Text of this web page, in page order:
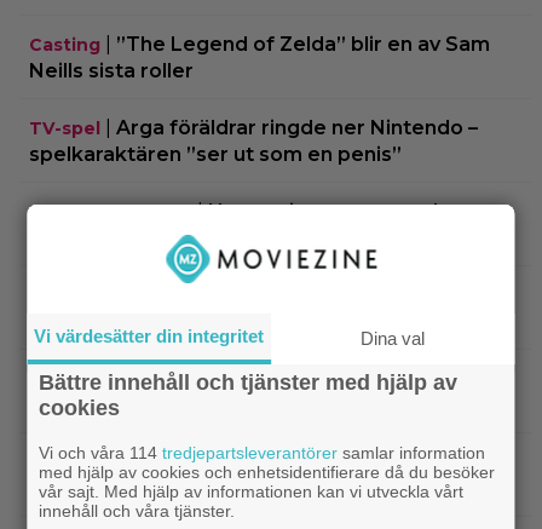
Casting
”The Legend of Zelda” blir en av Sam
Neills sista roller
TV-spel
Arga föräldrar ringde ner Nintendo –
spelkaraktären ”ser ut som en penis”
Kommande filmer|Nu vet vi vem som spelar
skurken Ganondorf i ”The Legend of Zelda”
Casting|Från ”Heartstopper” till ”X-Men”? Kit
Connor kan bli nye Cyclops
Bioaktuellt|Nya svenska filmen kallas ”årets
charmigaste komedi” – nu på bio
Vi värdesätter din integritet Dina val
Bättre innehåll och tjänster med hjälp av
cookies
Vi och våra 114tredjepartsleverantörer samlar information
med hjälp av cookies och enhetsidentifierare då du besöker
vår sajt. Med hjälp av informationen kan vi utveckla vårt
innehåll och våra tjänster.